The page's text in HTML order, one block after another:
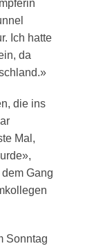
Ich hatte
da
die ins
Mal,
Gang
Sonntag